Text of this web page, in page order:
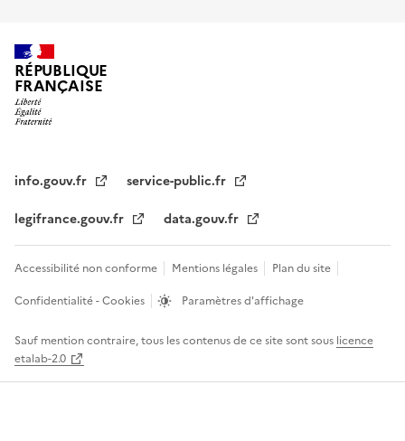
RÉPUBLIQUE
FRANÇAISE
info.gouv.fr
service-public.fr
legifrance.gouv.fr
data.gouv.fr
Accessibilité non conforme Mentions légales
Plan du site
Confidentialité - Cookies
Paramètres d'affichage
Sauf mention contraire, tous les contenus de ce site sont sous licence
etalab-2.0